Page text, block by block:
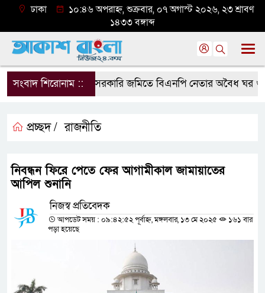
ঢাকা
১০:৪৬ অপরাহ্ন, শুক্রবার, ০৭ অগাস্ট ২০২৬, ২৩ শ্রাবণ
১৪৩৩ বঙ্গাব্দ
সংবাদ শিরোনাম ::সরকারি জমিতে বিএনপি নেতার অবৈধ ঘর
প্রচ্ছদ / রাজনীতি
নিবন্ধন ফিরে পেতে ফের আগামীকাল জামায়াতের
আপিল শুনানি
নিজস্ব প্রতিবেদক
আপডেট সময় : ০৯:৪২:৫২ পূর্বাহ্ন, মঙ্গলবার, ১৩ মে ২০২৫
১৬১ বার
পড়া হয়েছে